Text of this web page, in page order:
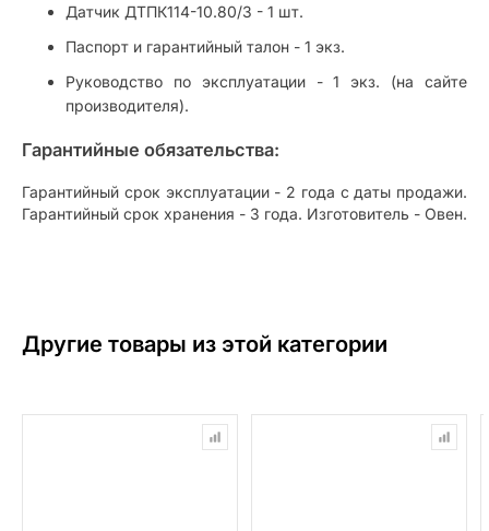
Датчик ДТПК114-10.80/3 - 1 шт.
Паспорт и гарантийный талон - 1 экз.
Руководство по эксплуатации - 1 экз. (на сайте
производителя).
Гарантийные обязательства:
Гарантийный срок эксплуатации - 2 года с даты продажи.
Гарантийный срок хранения - 3 года. Изготовитель - Овен.
Другие товары из этой категории